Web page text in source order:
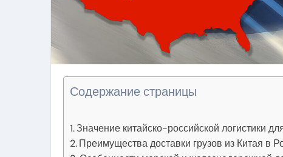
Содержание страницы
Значение китайско-российской логистики
Преимущества доставки грузов из Китая в